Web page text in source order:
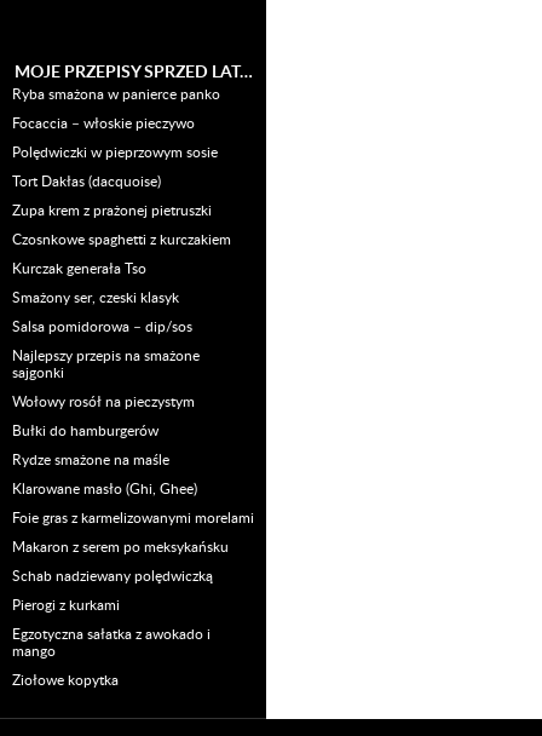
MOJE PRZEPISY SPRZED LAT…
Ryba smażona w panierce panko
Focaccia – włoskie pieczywo
Polędwiczki w pieprzowym sosie
Tort Dakłas (dacquoise)
Zupa krem z prażonej pietruszki
Czosnkowe spaghetti z kurczakiem
Kurczak generała Tso
Smażony ser, czeski klasyk
Salsa pomidorowa – dip/sos
Najlepszy przepis na smażone
sajgonki
Wołowy rosół na pieczystym
Bułki do hamburgerów
Rydze smażone na maśle
Klarowane masło (Ghi, Ghee)
Foie gras z karmelizowanymi morelami
Makaron z serem po meksykańsku
Schab nadziewany polędwiczką
Pierogi z kurkami
Egzotyczna sałatka z awokado i
mango
Ziołowe kopytka